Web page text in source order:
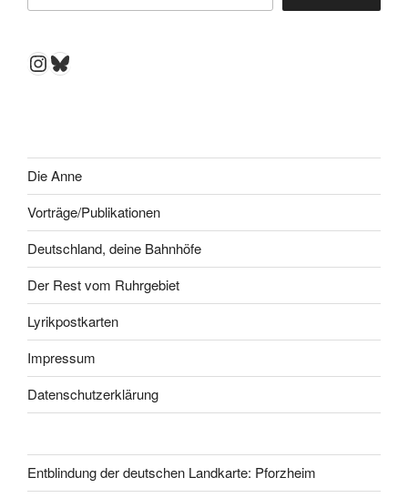
Instagram
Bluesky
Die Anne
Vorträge/Publikationen
Deutschland, deine Bahnhöfe
Der Rest vom Ruhrgebiet
Lyrikpostkarten
Impressum
Datenschutzerklärung
Entblindung der deutschen Landkarte: Pforzheim